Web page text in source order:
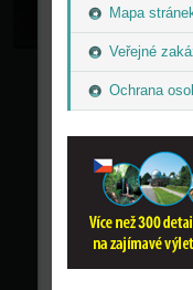
Mapa
Veřejné
Ochrana